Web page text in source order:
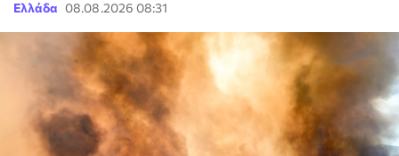
Ελλάδα 08.08.2026 08:31